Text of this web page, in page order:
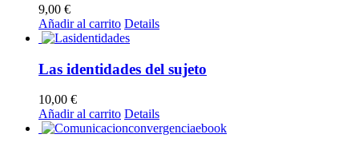
9,00 €
Añadir al carrito Details
Las identidades del sujeto
10,00 €
Añadir al carrito Details